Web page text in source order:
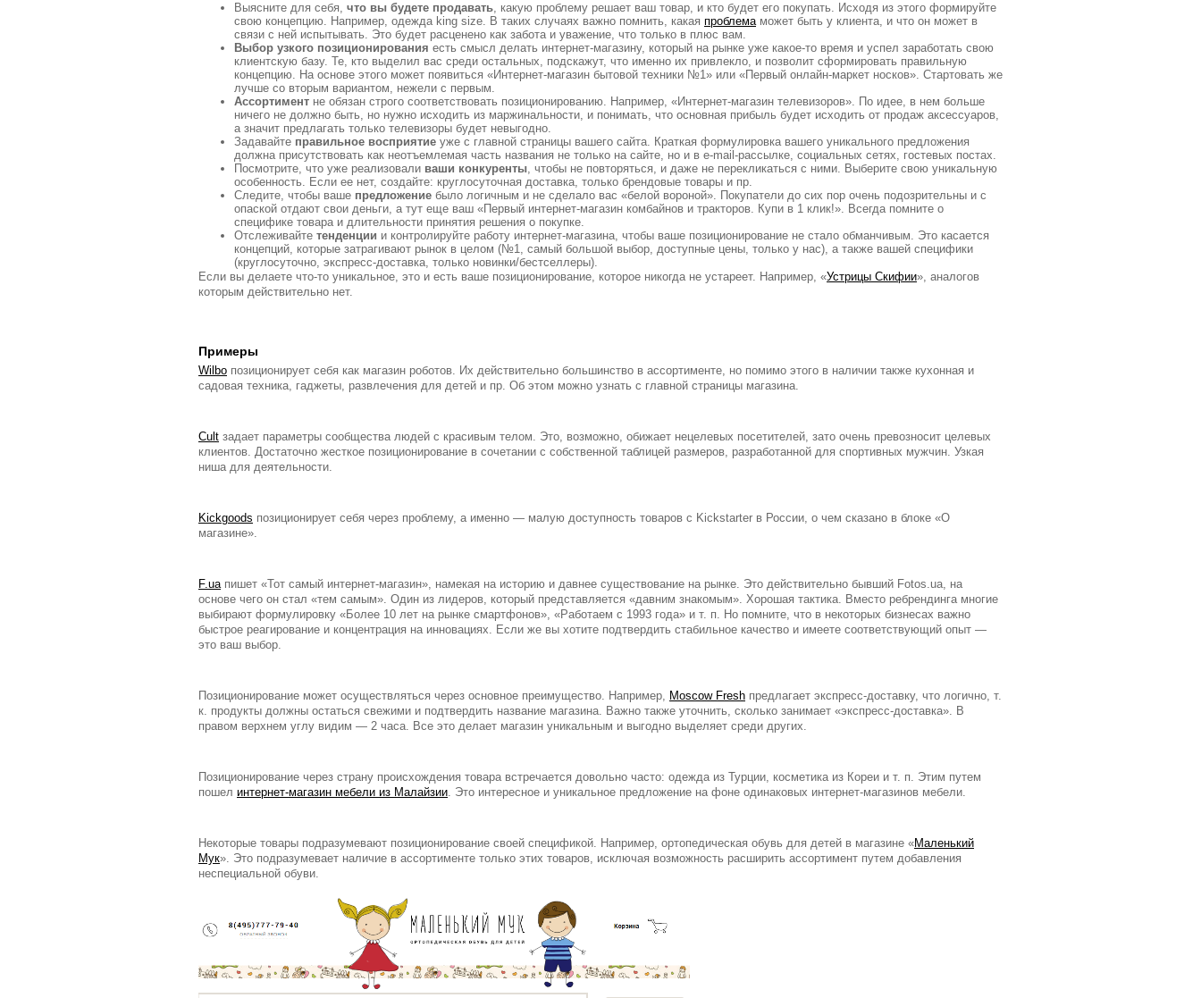
Выясните для себя, что вы будете продавать, какую проблему решает ваш товар, и кто будет его покупать. Исходя из этого формируйте
свою концепцию. Например, одежда king size. В таких случаях важно помнить, какая проблемаможет быть у клиента, и что он может в
связи с ней испытывать. Это будет расценено как забота и уважение, что только в плюс вам.
Выбор узкого позиционирования есть смысл делать интернет-магазину, который на рынке уже какое-то время и успел заработать свою
клиентскую базу. Те, кто выделил вас среди остальных, подскажут, что именно их привлекло, и позволит сформировать правильную
концепцию. На основе этого может появиться «Интернет-магазин бытовой техники №1» или «Первый онлайн-маркет носков». Стартовать же
лучше со вторым вариантом, нежели с первым.
Ассортимент не обязан строго соответствовать позиционированию. Например, «Интернет-магазин телевизоров». По идее, в нем больше
ничего не должно быть, но нужно исходить из маржинальности, и понимать, что основная прибыль будет исходить от продаж аксессуаров,
а значит предлагать только телевизоры будет невыгодно.
Задавайте правильное восприятие уже с главной страницы вашего сайта. Краткая формулировка вашего уникального предложения
должна присутствовать как неотъемлемая часть названия не только на сайте, но и в e-mail-рассылке, социальных сетях, гостевых постах.
Посмотрите, что уже реализовали ваши конкуренты, чтобы не повторяться, и даже не перекликаться с ними. Выберите свою уникальную
особенность. Если ее нет, создайте: круглосуточная доставка, только брендовые товары и пр.
Следите, чтобы ваше предложение было логичным и не сделало вас «белой вороной». Покупатели до сих пор очень подозрительны и с
опаской отдают свои деньги, а тут еще ваш «Первый интернет-магазин комбайнов и тракторов. Купи в 1 клик!». Всегда помните о
специфике товара и длительности принятия решения о покупке.
Отслеживайте тенденции и контролируйте работу интернет-магазина, чтобы ваше позиционирование не стало обманчивым. Это касается
концепций, которые затрагивают рынок в целом (№1, самый большой выбор, доступные цены, только у нас), а также вашей специфики
(круглосуточно, экспресс-доставка, только новинки/бестселлеры).
Если вы делаете что-то уникальное, это и есть ваше позиционирование, которое никогда не устареет. Например, «Устрицы Скифии», аналогов
которым действительно нет.
Примеры
Wilbo позиционирует себя как магазин роботов. Их действительно большинство в ассортименте, но помимо этого в наличии также кухонная и
садовая техника, гаджеты, развлечения для детей и пр. Об этом можно узнать с главной страницы магазина.
Cult задает параметры сообщества людей с красивым телом. Это, возможно, обижает нецелевых посетителей, зато очень превозносит целевых
клиентов. Достаточно жесткое позиционирование в сочетании с собственной таблицей размеров, разработанной для спортивных мужчин. Узкая
ниша для деятельности.
Kickgoods позиционирует себя через проблему, а именно — малую доступность товаров с Kickstarter в России, о чем сказано в блоке «О
магазине».
F.uaпишет «Тот самый интернет-магазин», намекая на историю и давнее существование на рынке. Это действительно бывший Fotos.ua, на
основе чего он стал «тем самым». Один из лидеров, который представляется «давним знакомым». Хорошая тактика. Вместо ребрендинга многие
выбирают формулировку «Более 10 лет на рынке смартфонов», «Работаем с 1993 года» и т. п. Но помните, что в некоторых бизнесах важно
быстрое реагирование и концентрация на инновациях. Если же вы хотите подтвердить стабильное качество и имеете соответствующий опыт —
это ваш выбор.
Позиционирование может осуществляться через основное преимущество. Например, Moscow Fresh предлагает экспресс-доставку, что логично, т.
к. продукты должны остаться свежими и подтвердить название магазина. Важно также уточнить, сколько занимает «экспресс-доставка». В
правом верхнем углу видим — 2 часа. Все это делает магазин уникальным и выгодно выделяет среди других.
Позиционирование через страну происхождения товара встречается довольно часто: одежда из Турции, косметика из Кореи и т. п. Этим путем
пошел интернет-магазин мебели из Малайзии. Это интересное и уникальное предложение на фоне одинаковых интернет-магазинов мебели.
Некоторые товары подразумевают позиционирование своей спецификой. Например, ортопедическая обувь для детей в магазине «Маленький
Мук». Это подразумевает наличие в ассортименте только этих товаров, исключая возможность расширить ассортимент путем добавления
неспециальной обуви.